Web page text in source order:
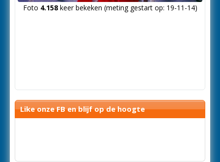
Foto 4.158keer bekeken (meting gestart op: 19-11-14)
Like onze FB en blijf op de hoogte